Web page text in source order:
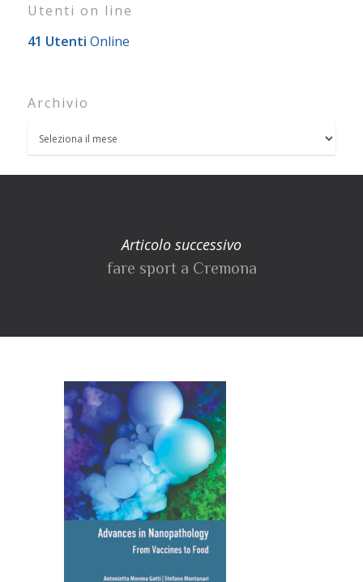
Utenti on line
41 Utenti Online
Archivio
Articolo successivo
fare sport a Cremona